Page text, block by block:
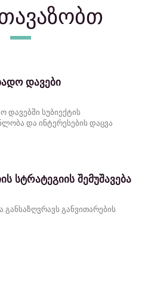
დავები
დავებში სუბიექტის
და ინტერესების დაცვა
სტრატეგიის შემუშავება
განსაზღვრავს განვითარების